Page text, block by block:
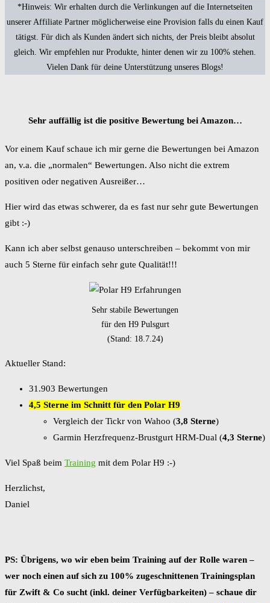
*Hinweis: Wir erhalten durch die Verlinkungen auf die Internetseiten
unserer Affiliate Partner möglicherweise eine Provision falls du einen Kauf
tätigst. Für dich als Kunden ändert sich nichts, der Preis bleibt absolut
gleich. Wir empfehlen nur Produkte, hinter denen wir zu 100% stehen.
Vielen Dank für deine Unterstützung unseres Blogs!
Sehr auffällig ist die positive Bewertung bei Amazon…
Vor einem Kauf schaue ich mir gerne die Bewertungen bei Amazon
an, v.a. die „normalen“ Bewertungen. Also nicht die extrem
positiven oder negativen Ausreißer…
Hier wird das etwas schwerer, da es fast nur sehr gute Bewertungen
gibt :-)
Kann ich aber selbst genauso unterschreiben – bekommt von mir
auch 5 Sterne für einfach sehr gute Qualität!!!
Sehr stabile Bewertungen
für den H9 Pulsgurt
(Stand: 18.7.24)
Aktueller Stand:
31.903 Bewertungen
4,5 Sterne im Schnitt für den Polar H9
Vergleich der Tickr von Wahoo (3,8 Sterne)
Garmin Herzfrequenz-Brustgurt HRM-Dual (4,3 Sterne)
Viel Spaß beim Training mit dem Polar H9 :-)
Herzlichst,
Daniel
PS: Übrigens, wo wir eben beim Training auf der Rolle waren –
wer noch einen auf sich zu 100% zugeschnittenen Trainingsplan
für Zwift & Co sucht (inkl. deiner Verfügbarkeiten) – schaue dir